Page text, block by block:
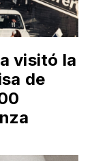
visitó la
de